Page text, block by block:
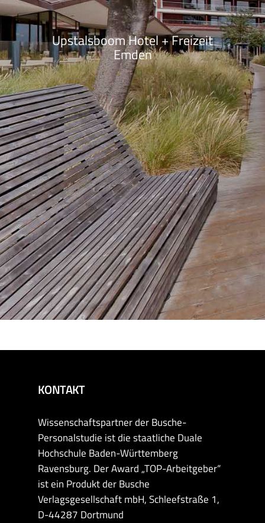
Upstalsboom Hotel + Freizeit
Emden
KONTAKT
Wissenschaftspartner der Busche-
Personalstudie ist die staatliche Duale
Hochschule Baden-Württemberg
Ravensburg. Der Award „TOP-Arbeitgeber“
ist ein Produkt der Busche
Verlagsgesellschaft mbH, Schleefstraße 1,
D-44287 Dortmund